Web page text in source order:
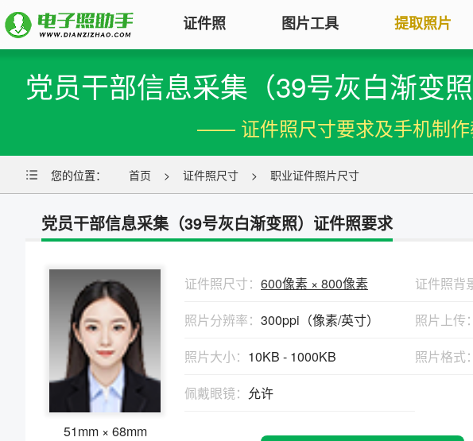
证件照
证件照电子版制作
一寸照片|二寸照片|五寸照片
报名照片
普通话|三支一扶
批量处理证件照
照片换背景色、修改尺寸、压缩KB
高效批量改图，会员低至0.25元
证件照回执
社保卡|居住证
网约车证|
特色服务专区
照片审核代
上传照片包过
图片工具
图片压缩
图片合并
图片加水印
Logo
图片去水印
涂抹轻松去掉照片上的水印、杂
物、瑕疵和斑点
手机拍照扫
化一键搞定
图片改分辨
图片像素尺
换算图片尺寸
像素、分辨率
图片彩色转
拟打印效果
提取照片
党员干部信息采集（39号灰白渐变
—— 证件照尺寸要求及手机制作
您的位置： 首页 > 证件照尺寸 > 职业证件照片尺寸
党员干部信息采集（39号灰白渐变照）证件照要求
51mm × 68mm
证件照尺寸： 600像素 × 800像素
证件照背
照片分辨率： 300ppi（像素/英寸） 照片上传：
照片大小： 10KB - 1000KB 照片格式：
佩戴眼镜： 允许